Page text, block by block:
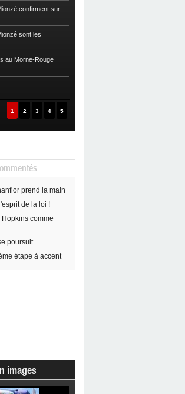
confirment sur
sont les
au Morne-Rouge
1 2 3 4 5
prend la main
de la loi !
Hopkins comme
poursuit
étape à accent
images